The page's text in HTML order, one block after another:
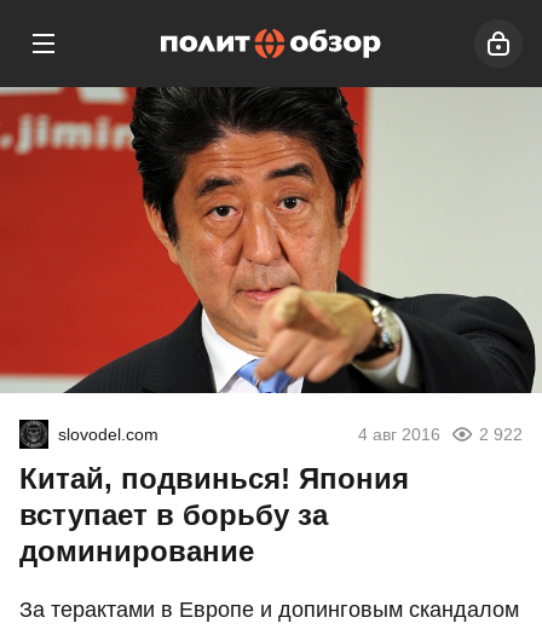
slovodel.com 4 авг 2016 2 922
Китай, подвинься! Япония
вступает в борьбу за
доминирование
За терактами в Европе и допинговым скандалом